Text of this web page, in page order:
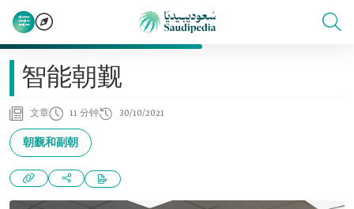
智能朝觐
文章 11 分钟 30/10/2021
朝觐和副朝